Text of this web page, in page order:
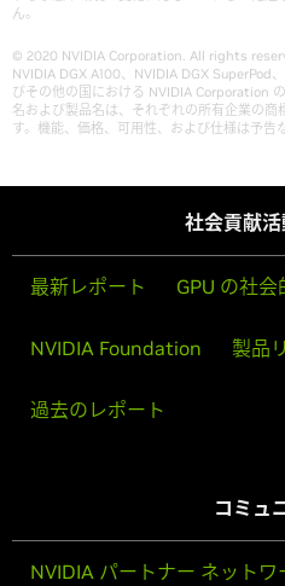
ん。
© 2020 NVIDIA Corporation. All rights
NVIDIA DGX A100、NVIDIA DGX
びその他の国における NVIDIA Corporation
名および製品名は、それぞれの所有企業の
す。機能、価格、可用性、および仕様は予告
社会貢献活
最新レポート GPU の社会
NVIDIA Foundation 製品
過去のレポート
コミュ
NVIDIA パートナー ネットワ